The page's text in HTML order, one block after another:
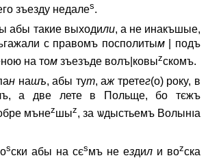
зъездy недалеs.
абы такие выходили, а не инакъшые,
с правомъ посполитым| подъ
на том зъезъде волъ|ковыzскомъ.
н нашъ, абы тут, ажтретег(о) рокy, в
а две лете в Польще, бо тєжъ
мънеzшыz, за ѡдыстьемъ Волынıa
sски абы на сєsмъ не ездили воzска